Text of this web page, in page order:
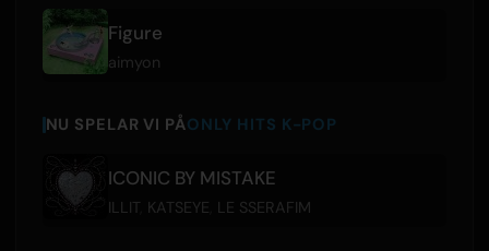
Figure
aimyon
NU SPELAR VI PÅONLY HITS K-POP
ICONIC BY MISTAKE
ILLIT, KATSEYE LE SSERAFIM